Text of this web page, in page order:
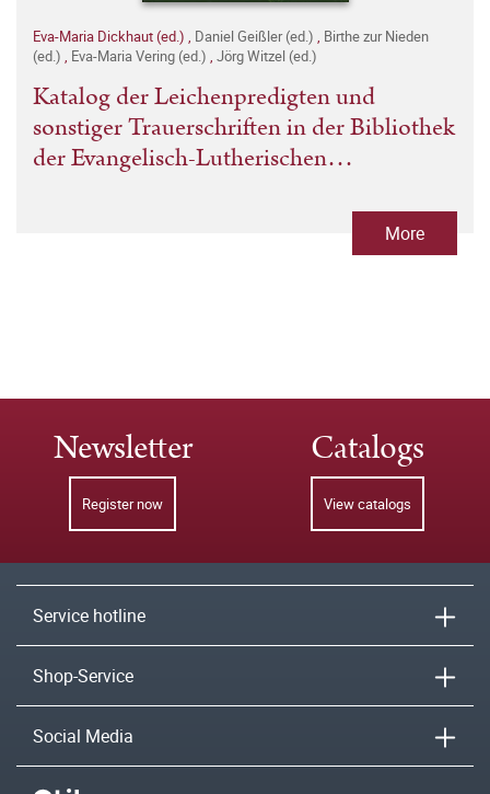
Eva-Maria Dickhaut (ed.) , Daniel Geißler (ed.) , Birthe zur Nieden
(ed.) , Eva-Maria Vering (ed.) , Jörg Witzel (ed.)
Katalog der Leichenpredigten und
sonstiger Trauerschriften in der Bibliothek
der Evangelisch-Lutherischen
More
Newsletter
Register now
Catalogs
View catalogs
Service hotline
Shop-Service
Social Media